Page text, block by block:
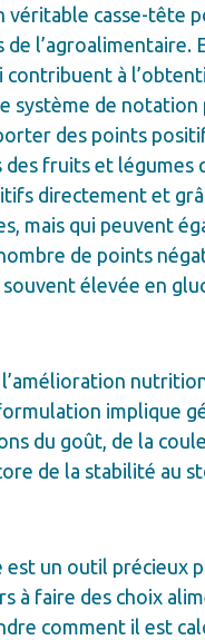
véritable casse-tête
de l’agroalimentaire.
contribuent à
système de notation
des points
des fruits et légumes
directement et
mais qui peuvent
de points
élevée en
implique
du goût, de la
de la stabilité au
est un outil précieux
à faire des choix
comment il est